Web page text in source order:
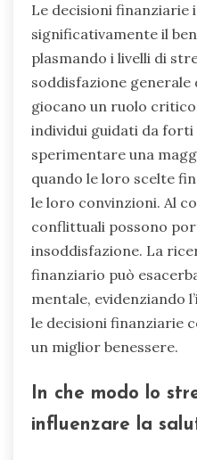
Le decisioni finanziarie
significativamente il
plasmando i livelli di
soddisfazione
giocano un ruolo
individui guidati da
sperimentare una
quando le loro scelte
le loro convinzioni. Al
conflittuali possono
insoddisfazione. La
finanziario può
mentale, evidenziando
le decisioni finanziarie
un miglior benessere.
In che modo lo
influenzare la